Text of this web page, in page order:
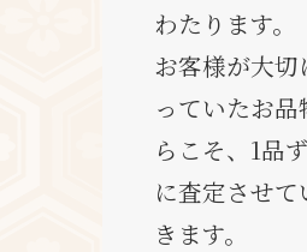
わたります。
お客様が大切
っていたお品
らこそ、1品
に査定させて
きます。